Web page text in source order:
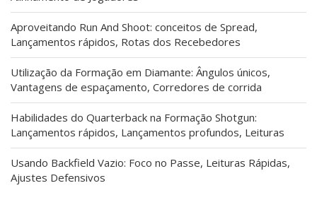
Aproveitando Run And Shoot: conceitos de Spread,
Lançamentos rápidos, Rotas dos Recebedores
Utilização da Formação em Diamante: Ângulos únicos,
Vantagens de espaçamento, Corredores de corrida
Habilidades do Quarterback na Formação Shotgun:
Lançamentos rápidos, Lançamentos profundos, Leituras
Usando Backfield Vazio: Foco no Passe, Leituras Rápidas,
Ajustes Defensivos